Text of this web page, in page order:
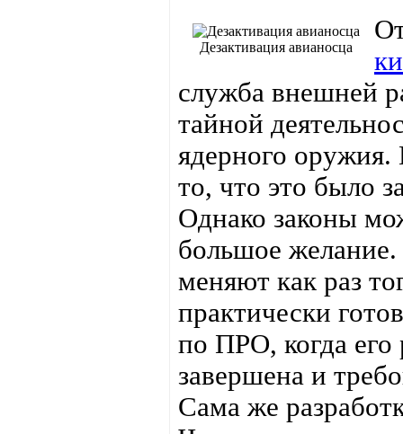
Дезактивация авианосца
служба внешней
тайной
ядерного
то, что это было
Однако законы
большое желание.
меняют как раз
практически
по ПРО, когда его
завершена и
Сама же